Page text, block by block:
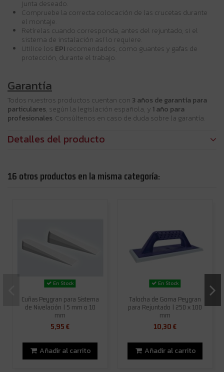
junta deseado.
Compruebe la correcta colocación de las crucetas durante
el montaje.
Retírelas cuando corresponda, antes del rejuntado, si el
sistema de instalación así lo requiere.
Utilice los EPI recomendados, como guantes y gafas de
protección, durante el trabajo.
Garantía
Todos nuestros productos cuentan con 3 años de garantía para
particulares, según la legislación española, y 1 año para
profesionales . Consúltenos en caso de duda sobre la garantía.
Detalles del producto
16 otros productos en la misma categoría:
En Stock
Cuñas Peygran para Sistema
de Nivelación | 5 mm o 10
mm
5,95 €
Añadir al carrito
En Stock
Talocha de Goma Peygran
para Rejuntado | 250 x 100
mm
10,30 €
Añadir al carrito